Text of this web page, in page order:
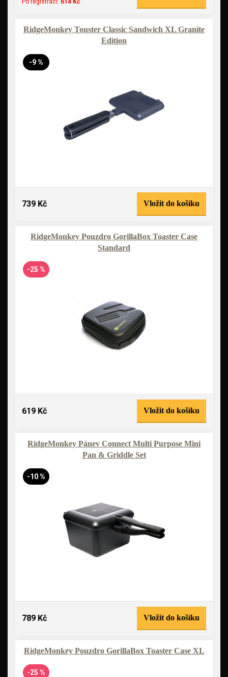
Po registraci: 614 Kč
RidgeMonkey Touster Classic Sandwich XL Granite
Edition
-9 %
739 Kč Vložit do košíku
RidgeMonkey Pouzdro GorillaBox Toaster Case
Standard
-25 %
619 Kč Vložit do košíku
RidgeMonkey Pánev Connect Multi Purpose Mini
Pan & Griddle Set
-10 %
789 Kč Vložit do košíku
RidgeMonkey Pouzdro GorillaBox Toaster Case XL
-25 %